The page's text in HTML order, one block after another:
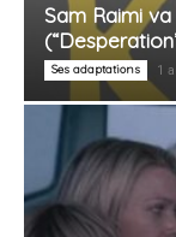
Sam Raimi
Ses adaptations 1